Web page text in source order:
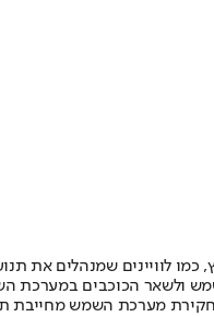
לוויינים שמנהלים את
ולשאר הכוכבים במערכת
מערכת השמש